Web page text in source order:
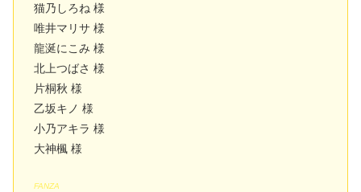
猫乃しろね 様
唯井マリサ 様
龍涎にこみ 様
北上つばさ 様
片桐秋 様
乙坂キノ 様
小乃アキラ 様
大神楓 様
FANZA